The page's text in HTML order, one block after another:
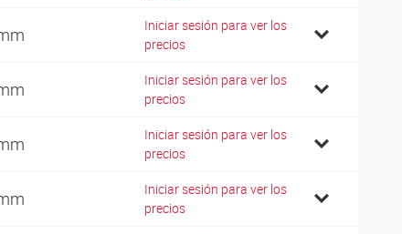
Iniciar sesión para ver los
precios
Iniciar sesión para ver los
precios
Iniciar sesión para ver los
precios
Iniciar sesión para ver los
precios